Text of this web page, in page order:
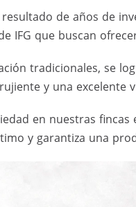
resultado de años de
IFG que buscan
tradicionales, se
y una excelente
en nuestras
y garantiza una